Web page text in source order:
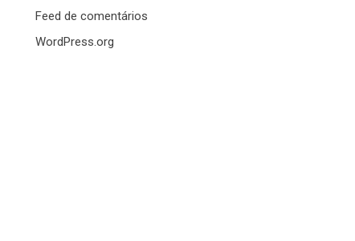
Feed de comentários
WordPress.org